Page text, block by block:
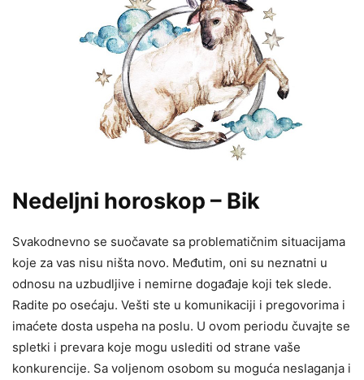
Nedeljni horoskop – Bik
Svakodnevno se suočavate sa problematičnim situacijama
koje za vas nisu ništa novo. Međutim, oni su neznatni u
odnosu na uzbudljive i nemirne događaje koji tek slede.
Radite po osećaju. Vešti ste u komunikaciji i pregovorima i
imaćete dosta uspeha na poslu. U ovom periodu čuvajte se
spletki i prevara koje mogu uslediti od strane vaše
konkurencije. Sa voljenom osobom su moguća neslaganja i